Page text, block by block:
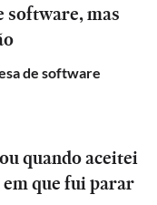
software, mas
de software
quando aceitei
que fui parar